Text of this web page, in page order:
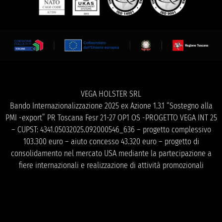
VEGA HOLSTER SRL
Bando Internazionalizzazione 2025 ex Azione 1.3.1 “Sostegno alla
PMI -export” PR Toscana Fesr 21-27 OP1 OS -PROGETTO VEGA INT 25
– CUPST: 4341.05032025.092000546_636 – progetto complessivo
103.300 euro – aiuto concesso 43.320 euro – progetto di
consolidamento nel mercato USA mediante la partecipazione a
fiere internazionali e realizzazione di attività promozionali